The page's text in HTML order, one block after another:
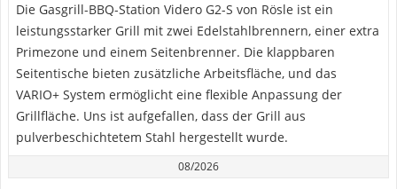
Die Gasgrill-BBQ-Station Videro G2-S von Rösle ist ein
leistungsstarker Grill mit zwei Edelstahlbrennern, einer extra
Primezone und einem Seitenbrenner. Die klappbaren
Seitentische bieten zusätzliche Arbeitsfläche, und das
VARIO+ System ermöglicht eine flexible Anpassung der
Grillfläche. Uns ist aufgefallen, dass der Grill aus
pulverbeschichtetem Stahl hergestellt wurde.
08/2026